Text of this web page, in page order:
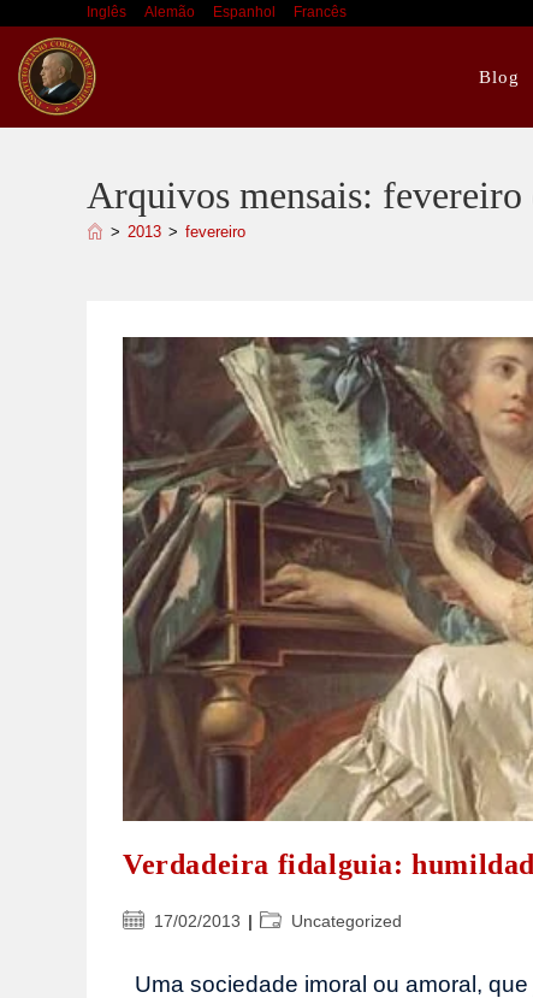
conteúdo
Inglês Alemão Espanhol Francês
Blog
Arquivos mensais: fevereiro
> 2013 > fevereiro
Verdadeira fidalguia:
Post 17/02/2013
Categoria
Uncategorized
Uma sociedade imoral ou amoral,